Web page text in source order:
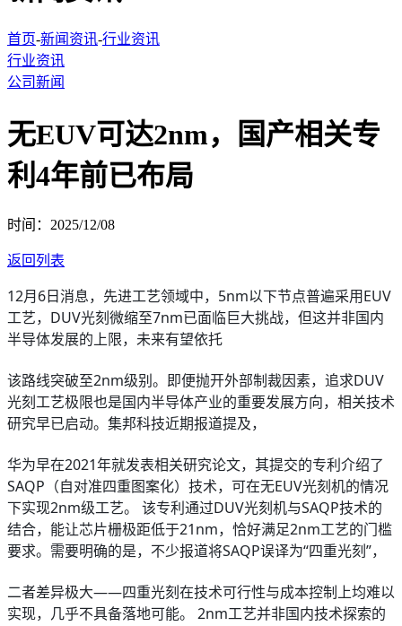
首页-新闻资讯-行业资讯
行业资讯
公司新闻
无EUV可达2nm，国产相关专
利4年前已布局
时间：2025/12/08
返回列表
12月6日消息，先进工艺领域中，5nm以下节点普遍采用EUV
工艺，DUV光刻微缩至7nm已面临巨大挑战，但这并非国内
半导体发展的上限，未来有望依托
该路线突破至2nm级别。即便抛开外部制裁因素，追求DUV
光刻工艺极限也是国内半导体产业的重要发展方向，相关技术
研究早已启动。集邦科技近期报道提及，
华为早在2021年就发表相关研究论文，其提交的专利介绍了
SAQP（自对准四重图案化）技术，可在无EUV光刻机的情况
下实现2nm级工艺。 该专利通过DUV光刻机与SAQP技术的
结合，能让芯片栅极距低于21nm，恰好满足2nm工艺的门槛
要求。需要明确的是，不少报道将SAQP误译为“四重光刻”，
二者差异极大——四重光刻在技术可行性与成本控制上均难以
实现，几乎不具备落地可能。 2nm工艺并非国内技术探索的